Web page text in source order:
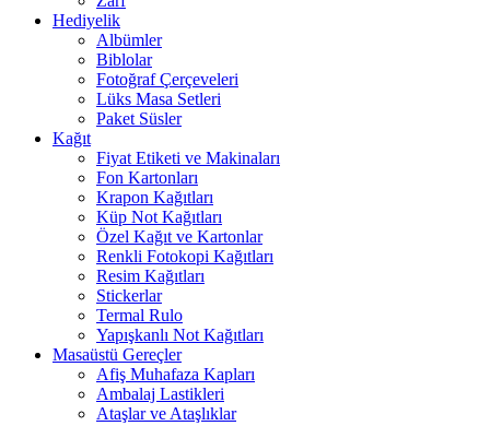
Hediyelik
Albümler
Biblolar
Fotoğraf Çerçeveleri
Lüks Masa Setleri
Paket Süsler
Kağıt
Fiyat Etiketi ve Makinaları
Fon Kartonları
Krapon Kağıtları
Küp Not Kağıtları
Özel Kağıt ve Kartonlar
Renkli Fotokopi Kağıtları
Resim Kağıtları
Stickerlar
Termal Rulo
Yapışkanlı Not Kağıtları
Masaüstü Gereçler
Afiş Muhafaza Kapları
Ambalaj Lastikleri
Ataşlar ve Ataşlıklar